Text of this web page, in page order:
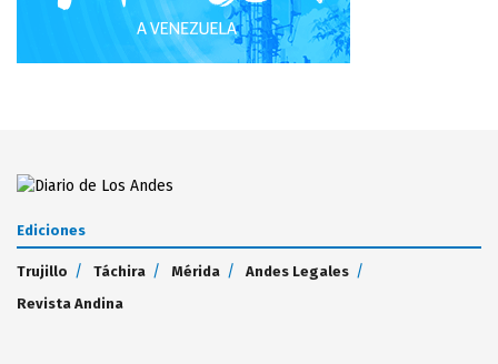
Ediciones
Trujillo Táchira Mérida
Andes Legales
Revista Andina